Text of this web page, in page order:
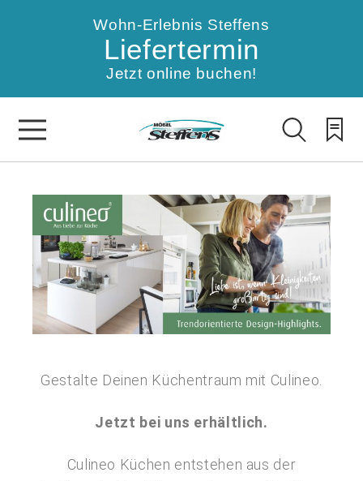
Wohn-Erlebnis Steffens
Liefertermin
Jetzt online buchen!
Gestalte Deinen Küchentraum mit Culineo.
Jetzt bei uns erhältlich.
Culineo Küchen entstehen aus der